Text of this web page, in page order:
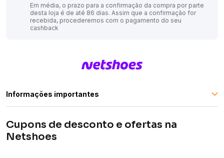
Em média, o prazo para a confirmação da compra por parte
desta loja é de até 86 dias. Assim que a confirmação for
recebida, procederemos com o pagamento do seu
cashback
Informações importantes
Cliente de Conta Digital Inter recebe o cashback em 30
dias. Em casos excepcionais o pagamento pode
acontecer em até 120 dias.
Cupons de desconto e ofertas na
Netshoes